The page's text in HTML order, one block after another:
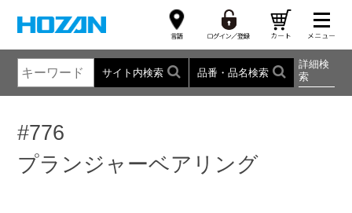
サイト内検索 品番・品名検索
詳細検
索
#776
プランジャーベアリング